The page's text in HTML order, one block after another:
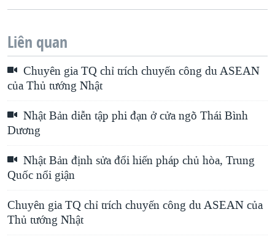
Liên quan
Chuyên gia TQ chỉ trích chuyến công du ASEAN
của Thủ tướng Nhật
Nhật Bản diễn tập phi đạn ở cửa ngõ Thái Bình
Dương
Nhật Bản định sửa đổi hiến pháp chủ hòa, Trung
Quốc nổi giận
Chuyên gia TQ chỉ trích chuyến công du ASEAN của
Thủ tướng Nhật